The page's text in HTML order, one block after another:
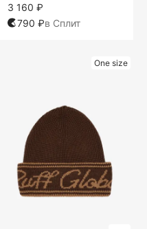
3 160 ₽
790 ₽в Сплит
One size